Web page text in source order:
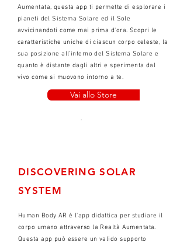
Aumentata, questa app ti permette di esplorare i
pianeti del Sistema Solare ed il Sole
avvicinandoti come mai prima d'ora. Scopri le
caratteristiche uniche di ciascun corpo celeste, la
sua posizione all’interno del Sistema Solare e
quanto è distante dagli altri e sperimenta dal
vivo come si muovono intorno a te.
Vai allo Store
DISCOVERING SOLAR
SYSTEM
Human Body AR è l'app didattica per studiare il
corpo umano attraverso la Realtà Aumentata.
Questa app può essere un valido supporto